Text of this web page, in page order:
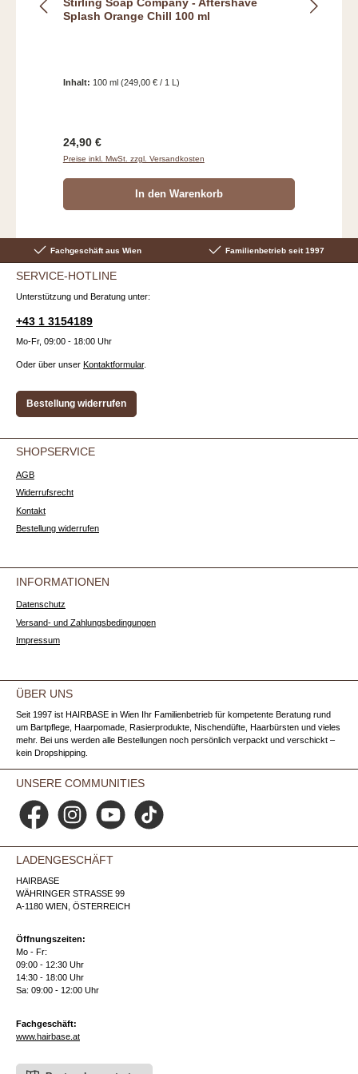
Splash Orange Chill 100 ml
Inhalt: 100 ml (249,00 € / 1 L)
Regulärer Preis:
24,90 €
Preise inkl. MwSt. zzgl. Versandkosten
In den Warenkorb
Fachgeschäft aus Wien Familienbetrieb seit 1997
SERVICE-HOTLINE
Unterstützung und Beratung unter:
+43 1 3154189
Mo-Fr, 09:00 - 18:00 Uhr
Oder über unser Kontaktformular.
Bestellung widerrufen
SHOPSERVICE
AGB
Widerrufsrecht
Kontakt
Bestellung widerrufen
INFORMATIONEN
Datenschutz
Versand- und Zahlungsbedingungen
Impressum
ÜBER UNS
Seit 1997 ist HAIRBASE in Wien Ihr Familienbetrieb für kompetente Beratung rund
um Bartpflege, Haarpomade, Rasierprodukte, Nischendüfte, Haarbürsten und vieles
mehr. Bei uns werden alle Bestellungen noch persönlich verpackt und verschickt –
kein Dropshipping.
UNSERE COMMUNITIES
Facebook Instagram YouTube TikTok
LADENGESCHÄFT
HAIRBASE
WÄHRINGER STRASSE 99
A-1180 WIEN, ÖSTERREICH
Öffnungszeiten:
Mo - Fr:
09:00 - 12:30 Uhr
14:30 - 18:00 Uhr
Sa: 09:00 - 12:00 Uhr
Fachgeschäft:
www.hairbase.at